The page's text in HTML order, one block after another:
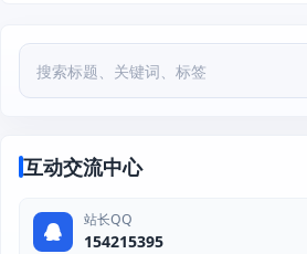
互动交流中心
站长QQ
154215395